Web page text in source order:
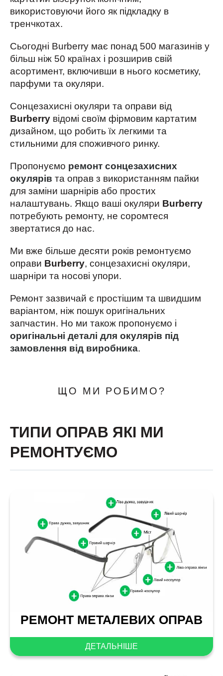
використовуючи його як підкладку в
тренчкотах.
Сьогодні Burberry має понад 500 магазинів у
більш ніж 50 країнах і розширив свій
асортимент, включивши в нього косметику,
парфуми та окуляри.
Сонцезахисні окуляри та оправи від
Burberry відомі своїм фірмовим картатим
дизайном, що робить їх легкими та
стильними для споживчого ринку.
Пропонуємо ремонт сонцезахисних
окулярів та оправ з використанням пайки
для заміни шарнірів або простих
налаштувань. Якщо ваші окуляри Burberry
потребують ремонту, не соромтеся
звертатися до нас.
Ми вже більше десяти років ремонтуємо
оправи Burberry, сонцезахисні окуляри,
шарніри та носові упори.
Ремонт зазвичай є простішим та швидшим
варіантом, ніж пошук оригінальних
запчастин. Но ми також пропонуємо і
оригінальні деталі для окулярів під
замовлення від виробника.
ЩО МИ РОБИМО?
ТИПИ ОПРАВ ЯКІ МИ
РЕМОНТУЄМО
РЕМОНТ МЕТАЛЕВИХ ОПРАВ
ДЕТАЛЬНІШЕ